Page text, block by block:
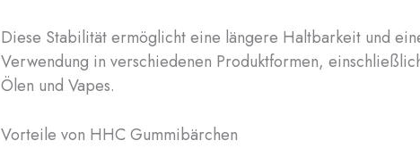
Diese Stabilität ermöglicht eine längere Haltbarkeit und
Verwendung in verschiedenen Produktformen,
Ölen und Vapes.
Vorteile von HHC Gummibärchen